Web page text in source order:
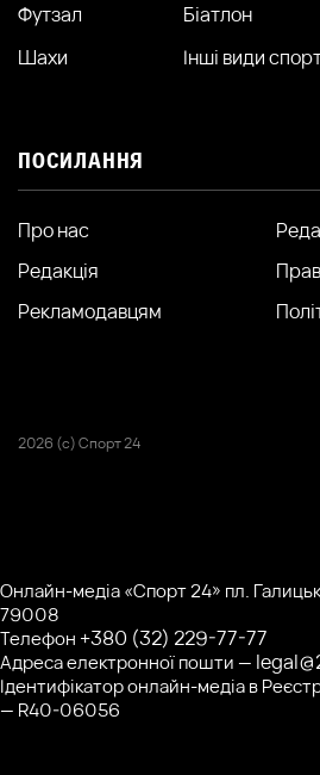
Футзал
Біатлон
Шахи
Інші види
ПОСИЛАННЯ
Про нас
Редакція
Рекламодавцям
2026 (с) Спорт 24
Онлайн-медіа «Спорт 24» пл.
79008
Телефон +380 (32) 229-77-77
Адреса електронної пошти —
Ідентифікатор онлайн-медіа в
— R40-06056